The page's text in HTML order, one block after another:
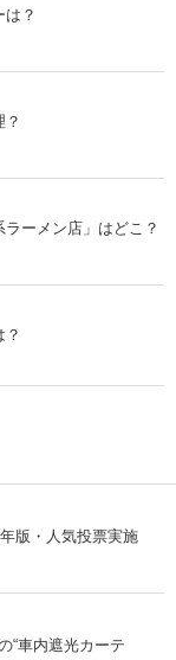
？
？
ーメン店」はどこ？
？
版・人気投票実施
“車内遮光カーテ